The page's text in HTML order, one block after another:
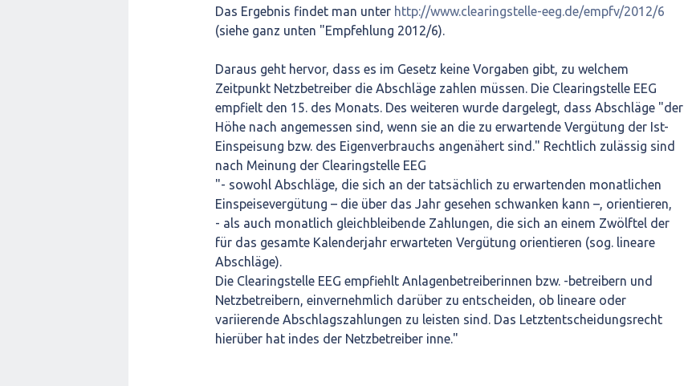
Das Ergebnis findet man unter http://www.clearingstelle-eeg.de/empfv/2012/6
(siehe ganz unten "Empfehlung 2012/6).
Daraus geht hervor, dass es im Gesetz keine Vorgaben gibt, zu welchem
Zeitpunkt Netzbetreiber die Abschläge zahlen müssen. Die Clearingstelle EEG
empfielt den 15. des Monats. Des weiteren wurde dargelegt, dass Abschläge "der
Höhe nach angemessen sind, wenn sie an die zu erwartende Vergütung der Ist-
Einspeisung bzw. des Eigenverbrauchs angenähert sind." Rechtlich zulässig sind
nach Meinung der Clearingstelle EEG
"- sowohl Abschläge, die sich an der tatsächlich zu erwartenden monatlichen
Einspeisevergütung – die über das Jahr gesehen schwanken kann –, orientieren,
- als auch monatlich gleichbleibende Zahlungen, die sich an einem Zwölftel der
für das gesamte Kalenderjahr erwarteten Vergütung orientieren (sog. lineare
Abschläge).
Die Clearingstelle EEG empfiehlt Anlagenbetreiberinnen bzw. -betreibern und
Netzbetreibern, einvernehmlich darüber zu entscheiden, ob lineare oder
variierende Abschlagszahlungen zu leisten sind. Das Letztentscheidungsrecht
hierüber hat indes der Netzbetreiber inne."